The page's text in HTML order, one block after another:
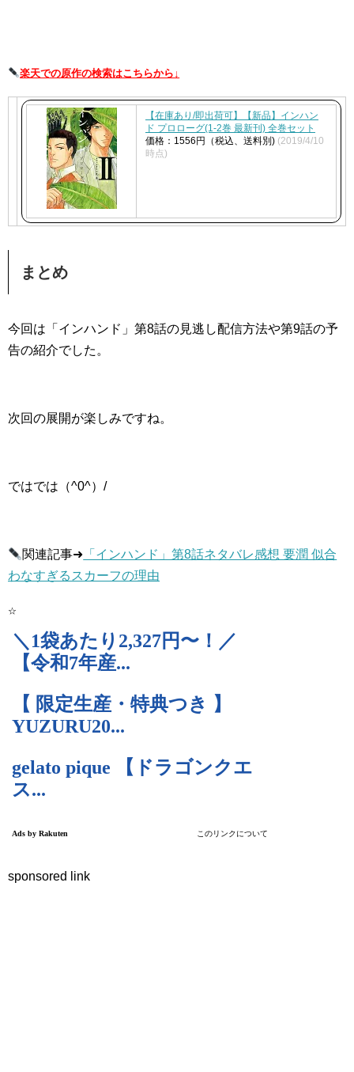
楽天での原作の検索はこちらから↓
【在庫あり/即出荷可】【新品】インハン
ド プロローグ(1-2巻 最新刊) 全巻セット
価格：1556円（税込、送料別) (2019/4/10
時点)
まとめ
今回は「インハンド」第8話の見逃し配信方法や第9話の予
告の紹介でした。
次回の展開が楽しみですね。
ではでは（^0^）/
関連記事➜ 「インハンド」第8話ネタバレ感想 要潤 似合
わなすぎるスカーフの理由
☆
sponsored link